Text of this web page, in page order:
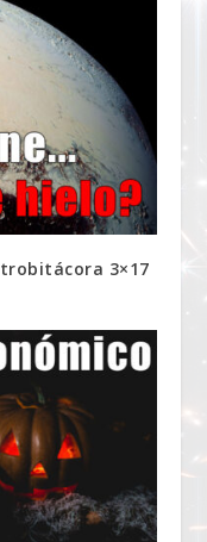
3×17